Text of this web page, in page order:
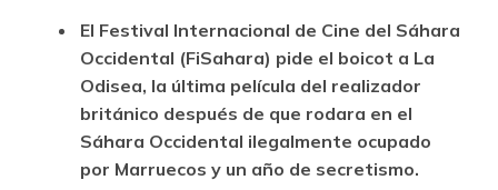
El Festival Internacional de Cine del Sáhara
Occidental (FiSahara) pide el boicot a La
Odisea, la última película del realizador
británico después de que rodara en el
Sáhara Occidental ilegalmente ocupado
por Marruecos y un año de secretismo.